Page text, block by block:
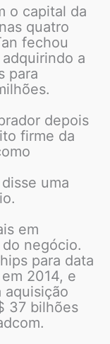
o capital da
quatro
fechou
a
para
depois
firme da
uma
em
negócio.
para data
2014, e
aquisição
37 bilhões